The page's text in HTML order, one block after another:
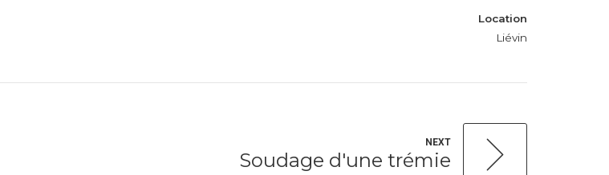
Location
Liévin
NEXT
Soudage d'une trémie